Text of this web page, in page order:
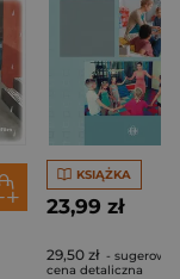
KSIĄŻKA
23,99 zł
29,50 zł -
cena detaliczna